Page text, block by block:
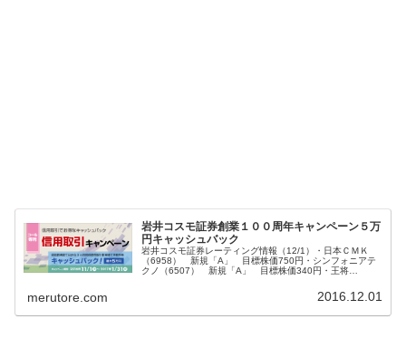
岩井コスモ証券創業１００周年キャンペーン５万
円キャッシュバック
岩井コスモ証券レーティング情報（12/1）・日本ＣＭＫ
（6958） 新規「A」 目標株価750円・シンフォニアテ
クノ（6507） 新規「A」 目標株価340円・王将
merutore.com 2016.12.01